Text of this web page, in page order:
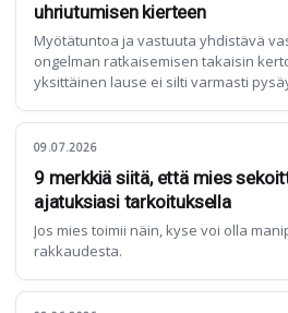
uhriutumisen kierteen
Myötätuntoa ja vastuuta yhdistävä
ongelman ratkaisemisen takaisin
yksittäinen lause ei silti varmasti
09.07.2026
9 merkkiä siitä, että mies
ajatuksiasi tarkoituksella
Jos mies toimii näin, kyse voi olla
rakkaudesta.